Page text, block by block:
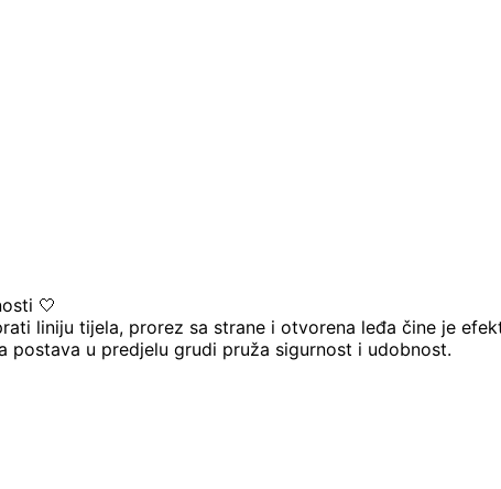
🤍
liniju tijela, prorez sa strane i otvorena leđa čine je
postava u predjelu grudi pruža sigurnost i udobnost.